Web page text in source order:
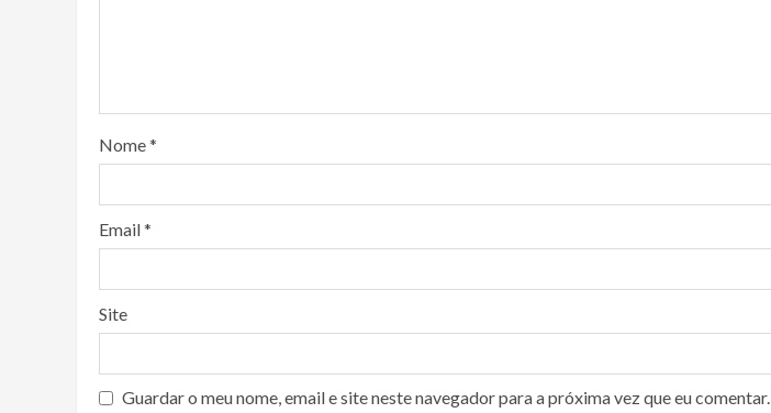
Nome*
Email*
Site
Guardar o meu nome, email e site neste navegador para a próxima vez que eu comentar.